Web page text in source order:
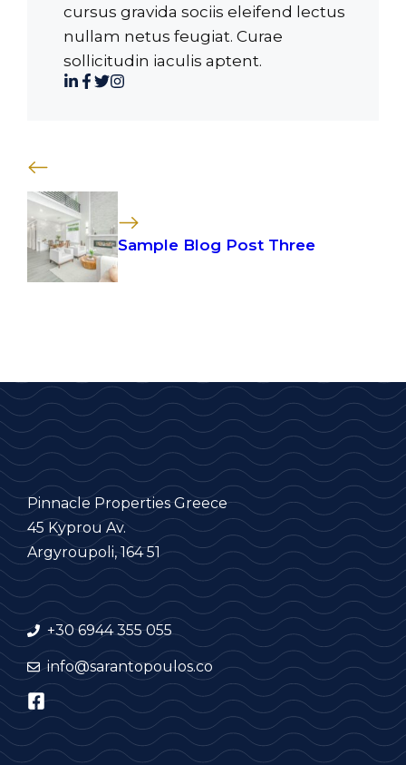
cursus gravida sociis eleifend lectus
nullam netus feugiat. Curae
sollicitudin iaculis aptent.
Sample Blog Post Three
Pinnacle Properties Greece
45 Kyprou Av.
Argyroupoli, 164 51
+30 6944 355 055
info@sarantopoulos.co